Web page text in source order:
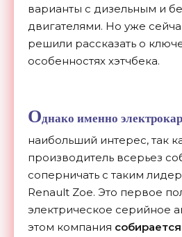
варианты с дизельным и
двигателями. Но уже
решили рассказать о
особенностях хэтчбека.
Однако именно
наибольший интерес, так
производитель всерьез
соперничать с таким
Renault Zoe. Это первое
электрическое серийное
этом компания собирается